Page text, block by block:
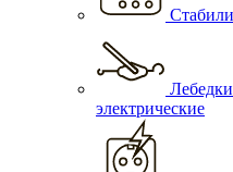
электрические